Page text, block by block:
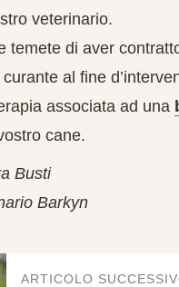
veterinario.
temete di aver
al fine
associata ad una
cane.
Busti
Barkyn
ARTICOLO